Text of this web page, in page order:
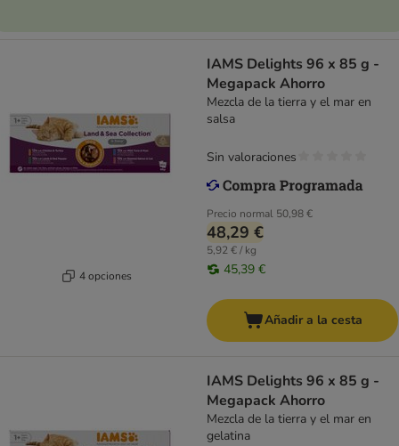
4 opciones
IAMS Delights 96 x 85 g -
Megapack Ahorro
Mezcla de la tierra y el mar en
salsa
Precio normal 50,98 €
48,29 €
5,92 € / kg
45,39 €
Sin valoraciones
Añadir a la cesta
IAMS Delights 96 x 85 g -
Megapack Ahorro
Mezcla de la tierra y el mar en
gelatina